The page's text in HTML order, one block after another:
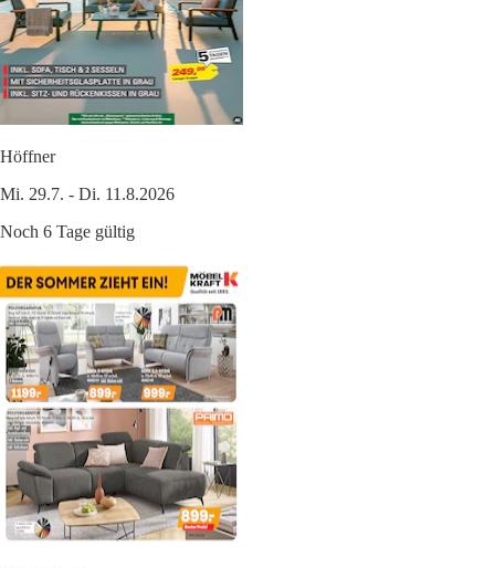
Höffner
Mi. 29.7. - Di. 11.8.2026
Noch 6 Tage gültig